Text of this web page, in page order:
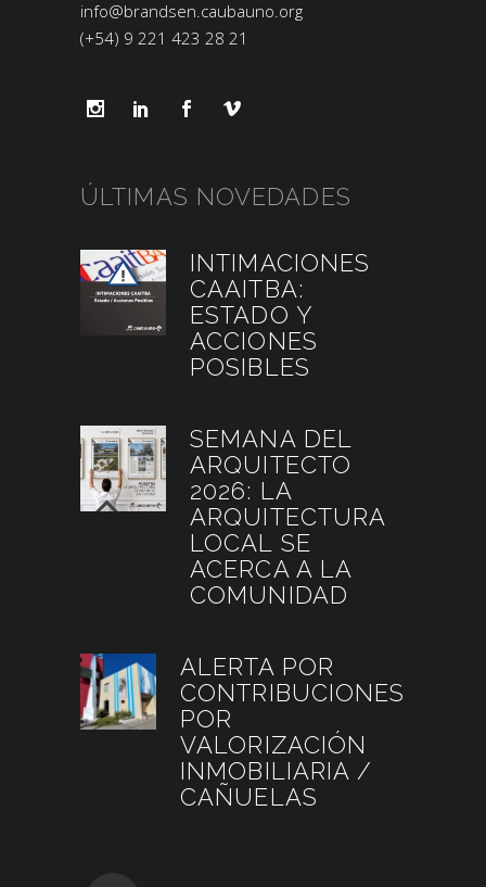
info@brandsen.caubauno.org
(+54) 9 221 423 28 21
ÚLTIMAS NOVEDADES
INTIMACIONES
CAAITBA:
ESTADO Y
ACCIONES
POSIBLES
SEMANA DEL
ARQUITECTO
2026: LA
ARQUITECTURA
LOCAL SE
ACERCA A LA
COMUNIDAD
ALERTA POR
CONTRIBUCIONES
POR
VALORIZACIÓN
INMOBILIARIA /
CAÑUELAS